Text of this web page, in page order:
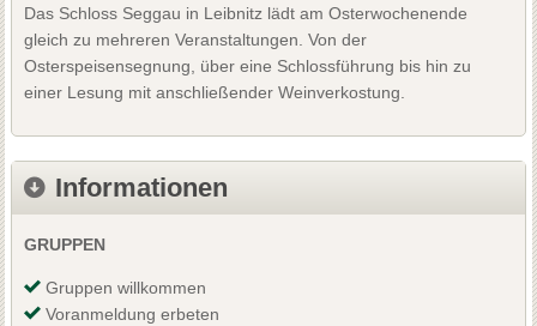
Das Schloss Seggau in Leibnitz lädt am Osterwochenende
gleich zu mehreren Veranstaltungen. Von der
Osterspeisensegnung, über eine Schlossführung bis hin zu
einer Lesung mit anschließender Weinverkostung.
Informationen
GRUPPEN
Gruppen willkommen
Voranmeldung erbeten